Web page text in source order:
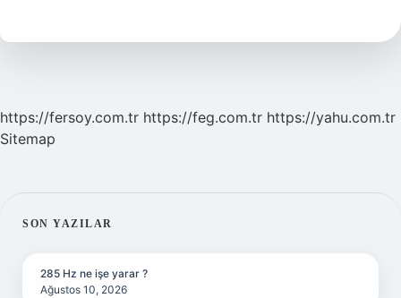
Ml
https://fersoy.com.tr https://feg.com.tr https://yahu.com.tr
Sitemap
SIDEBAR
SON YAZILAR
285 Hz ne işe yarar ?
Ağustos 10, 2026